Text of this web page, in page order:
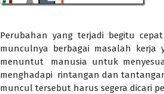
Perubahan yang terjadi begitu
munculnya berbagai masalah kerja
menuntut manusia untuk
menghadapi rintangan dan
muncul tersebut harus segera dicari